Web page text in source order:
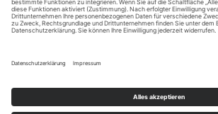
Mo - Do: 08:00 - 13:00 & 14:00 - 17:30
Freitag: 08:00 - 13:30